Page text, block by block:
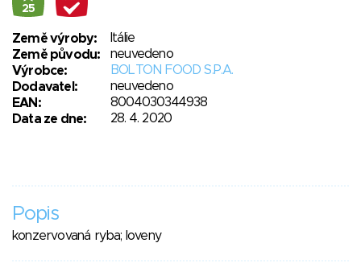
25
Země výroby:
Itálie
Země původu:
neuvedeno
Výrobce:
BOLTON FOOD S.P.A.
Dodavatel:
neuvedeno
EAN:
8004030344938
Data ze dne:
28. 4. 2020
Popis
konzervovaná ryba; loveny